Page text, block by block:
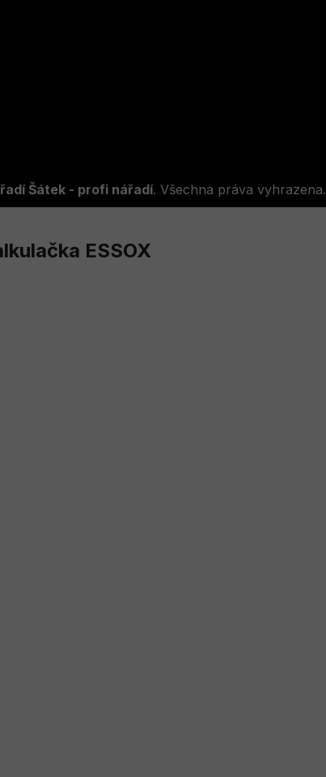
Šátek - profi nářadí. Všechna práva vyhrazena.
ESSOX